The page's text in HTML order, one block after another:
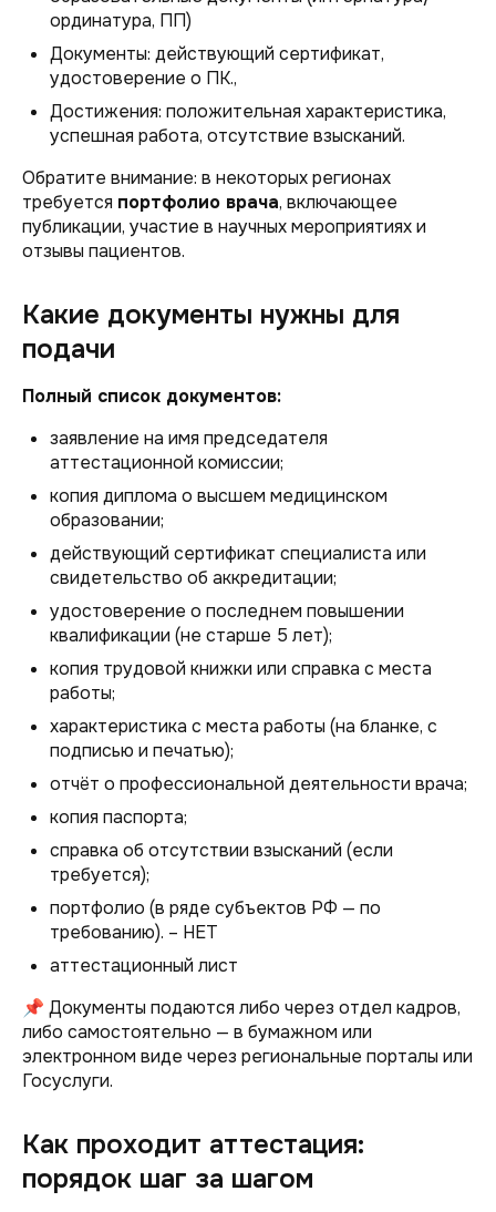
ординатура, ПП)
Документы: действующий сертификат,
удостоверение о ПК.,
Достижения: положительная характеристика,
успешная работа, отсутствие взысканий.
Обратите внимание: в некоторых регионах
требуется портфолио врача, включающее
публикации, участие в научных мероприятиях и
отзывы пациентов.
Какие документы нужны для
подачи
Полный список документов:
заявление на имя председателя
аттестационной комиссии;
копия диплома о высшем медицинском
образовании;
действующий сертификат специалиста или
свидетельство об аккредитации;
удостоверение о последнем повышении
квалификации (не старше 5 лет);
копия трудовой книжки или справка с места
работы;
характеристика с места работы (на бланке, с
подписью и печатью);
отчёт о профессиональной деятельности врача;
копия паспорта;
справка об отсутствии взысканий (если
требуется);
портфолио (в ряде субъектов РФ — по
требованию). – НЕТ
аттестационный лист
📌 Документы подаются либо через отдел кадров,
либо самостоятельно — в бумажном или
электронном виде через региональные порталы или
Госуслуги.
Как проходит аттестация:
порядок шаг за шагом